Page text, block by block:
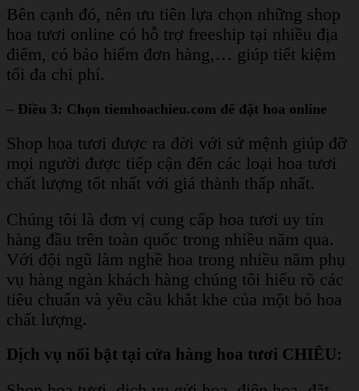
Bên cạnh đó, nên ưu tiên lựa chọn những shop
hoa tươi online có hỗ trợ freeship tại nhiều địa
điểm, có bảo hiểm đơn hàng,… giúp tiết kiệm
tối đa chi phí.
– Điều 3: Chọn tiemhoachieu.com để đặt hoa online
Shop hoa tươi được ra đời với sứ mệnh giúp đỡ
mọi người được tiếp cận đến các loại hoa tươi
chất lượng tốt nhất với giá thành thấp nhất.
Chúng tôi là đơn vị cung cấp hoa tươi uy tín
hàng đầu trên toàn quốc trong nhiều năm qua.
Với đội ngũ làm nghề hoa trong nhiều năm phụ
vụ hàng ngàn khách hàng chúng tôi hiểu rõ các
tiêu chuẩn và yêu cầu khắt khe của một bó hoa
chất lượng.
Dịch vụ nổi bật tại cửa hàng hoa tươi CHIÊU: